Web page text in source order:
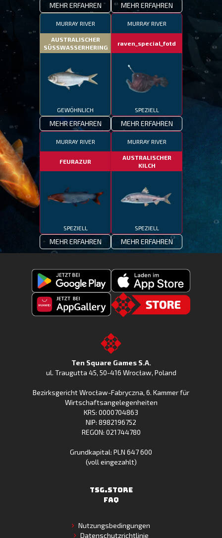
MEHR ERFAHREN MEHR ERFAHREN
MURRAY RIVER
AUSTRALISCHER
SÜSSWASSERHERING
GEWÖHNLICH
MEHR ERFAHREN
MURRAY RIVER
raven_special_fotd
SPEZIELL
MEHR ERFAHREN
MURRAY RIVER
FEURAZUR
SPEZIELL
MEHR ERFAHREN
MURRAY RIVER
AUSTRALISCHER
KILCH
SPEZIELL
MEHR ERFAHREN
Fishing
Clash
Laden
Fishing
im
Apple
Store
Huawei
Gallery
to
the
Ten Square Games S.A.
ul. Traugutta 45, 50-416 Wrocław, Poland
Bezirksgericht Wrocław-Fabryczna, 6. Kammer für
Wirtschaftsangelegenheiten
KRS: 0000704863
NIP: 8982196752
REGON: 021744780
Grundkapital: PLN 647 600
(voll eingezahlt)
TSG.STORE
FAQ
Nutzungsbedingungen
Datenschutzrichtlinie